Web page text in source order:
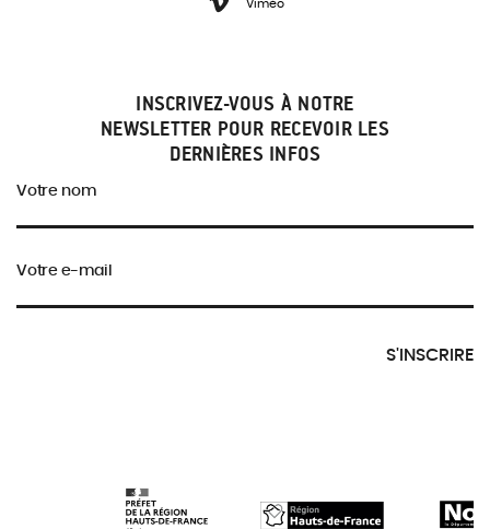
Viméo
INSCRIVEZ-VOUS À NOTRE
NEWSLETTER POUR RECEVOIR LES
DERNIÈRES INFOS
Votre nom
Votre e-mail
S'INSCRIRE